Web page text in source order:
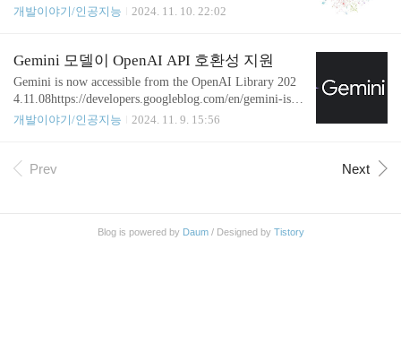
있습니다. 최강의 등딱지를 얻은 크릴의 강력한 펀치
만 그의 최후는... 최최종 보스인 새우나탄! 하지만
한방 컷;; 크릴의 등딱지를 착용하고 나면 대망의 엔
딩이 나옵니다. 둘째 아이가 해보고 싶다고 해서..
선 및 버그패치가 있었습니다. 주요 변경사항증분 인
에서 선택적 공변량 업데이트 수정Streaming 출력 오
류 수정시각화 문서 추가 설치 및 업그레이드최신 버
전을 설치하려면 다음 명령을 사용하세요.pip install
graphrag==0.4.1기존 설치를 업그레이드하려면 다음
명령을 사용하세요.pip install --upgrade graphrag
개발이야기/인공지능 2024. 11. 10. 22:02
Gemini 모델이 OpenAI API 호환성 지원
Gemini is now accessible from the OpenAI Library 202
4.11.08https://developers.googleblog.com/en/gemini-is-n
ow-accessible-from-the-openai-library/ Gemini is now ac
i models via the OpenAI Library and REST API, makin
개발이야기/인공지능 2024. 11. 9. 15:56
Prev Next
Blog is powered by Daum/ Designed by Tistory